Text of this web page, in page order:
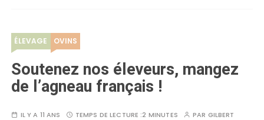
ÉLEVAGE OVINS
Soutenez nos éleveurs, mangez
de l’agneau français !
IL Y A 11 ANS TEMPS DE LECTURE :2 MINUTES PAR GILBERT